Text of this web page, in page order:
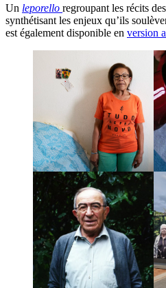
Un leporello regroupant les récits
synthétisant les enjeux qu’ils
est également disponible en version